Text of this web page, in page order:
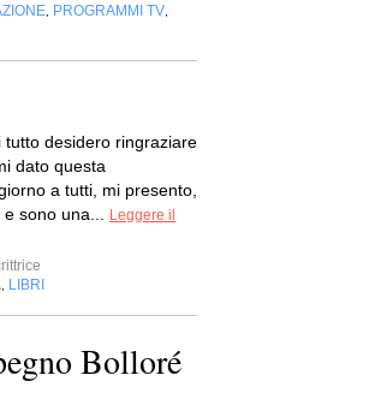
PROGRAMMI TV
tutto desidero ringraziare
dato questa
a tutti, mi presento,
sono una...
Leggere il
LIBRI
Bolloré